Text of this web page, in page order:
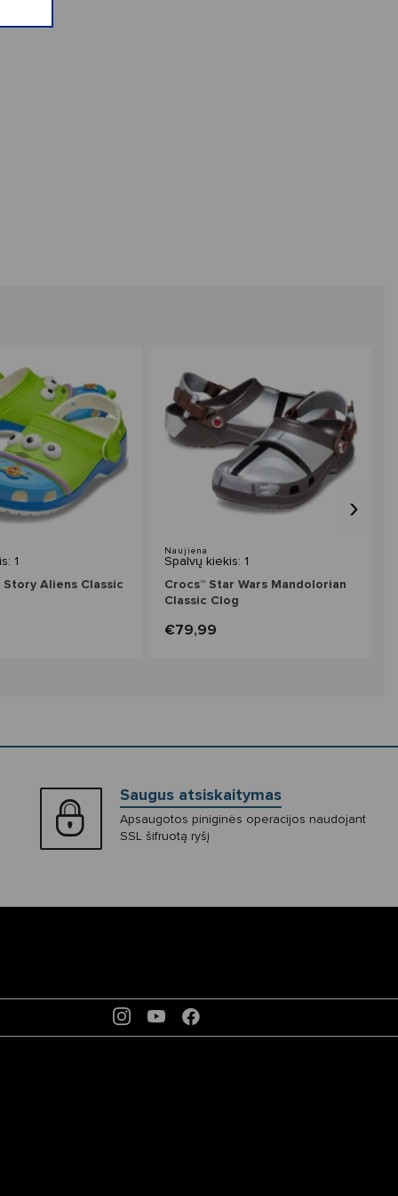
1
Story Aliens Classic
Naujiena
Spalvų kiekis: 1
Crocs™ Star Wars Mandolorian
Classic Clog
€79,99
›
Saugus atsiskaitymas
Apsaugotos piniginės operacijos naudojant
SSL šifruotą ryšį
INSTAGRAM
YOUTUBEFACEBOOK